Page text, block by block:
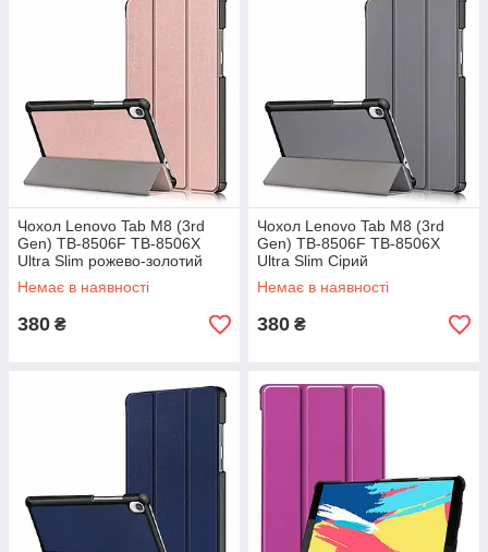
Чохол Lenovo Tab M8 (3rd
Gen) TB-8506F TB-8506X
Ultra Slim рожево-золотий
Немає в наявності
380 ₴
Чохол Lenovo Tab M8 (3rd
Gen) TB-8506F TB-8506X
Ultra Slim Сірий
Немає в наявності
380 ₴